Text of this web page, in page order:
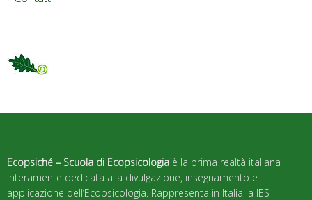
Ecopsiché – Scuola di Ecopsicologia è la prima realtà italiana
interamente dedicata alla divulgazione, insegnamento e
applicazione dell’Ecopsicologia. Rappresenta in Italia la IES –